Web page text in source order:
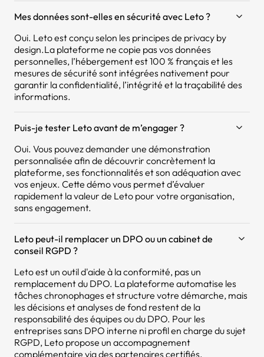
Mes données sont-elles en sécurité avec Leto ?
Oui. Leto est conçu selon les principes de privacy by
design.La plateforme ne copie pas vos données
personnelles, l’hébergement est 100 % français et les
mesures de sécurité sont intégrées nativement pour
garantir la confidentialité, l’intégrité et la traçabilité des
informations.
Puis-je tester Leto avant de m’engager ?
Oui. Vous pouvez demander une démonstration
personnalisée afin de découvrir concrètement la
plateforme, ses fonctionnalités et son adéquation avec
vos enjeux. Cette démo vous permet d’évaluer
rapidement la valeur de Leto pour votre organisation,
sans engagement.
Leto peut-il remplacer un DPO ou un cabinet de
conseil RGPD ?
Leto est un outil d'aide à la conformité, pas un
remplacement du DPO. La plateforme automatise les
tâches chronophages et structure votre démarche, mais
les décisions et analyses de fond restent de la
responsabilité des équipes ou du DPO. Pour les
entreprises sans DPO interne ni profil en charge du sujet
RGPD, Leto propose un accompagnement
complémentaire via des partenaires certifiés.